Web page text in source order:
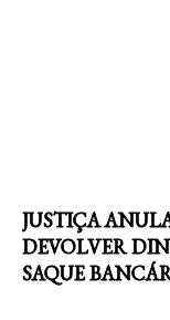
JUSTIÇA
DEVOLVER
SAQUE